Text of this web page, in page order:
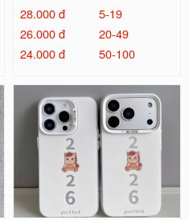
28.000 đ
5-19
26.000 đ
20-49
24.000 đ
50-100